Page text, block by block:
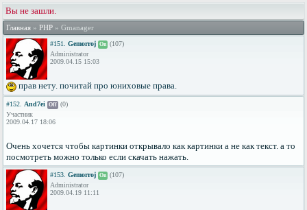
Вы не зашли.
Главная » PHP » Gmanager
#151. Gemorroj On (107)
Administrator
2009.04.15 15:03
прав нету. почитай про юниховые права.
#152. And7ei Off (0)
Участник
2009.04.17 18:06
Очень хочется чтобы картинки открывало как картинки а не как текст. а то
посмотреть можно только если скачать нажать.
#153. Gemorroj On (107)
Administrator
2009.04.19 11:11